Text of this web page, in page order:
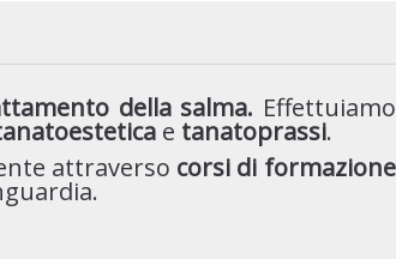
della salma. Effettuiamo
e tanatoprassi.
attraverso corsi di formazione